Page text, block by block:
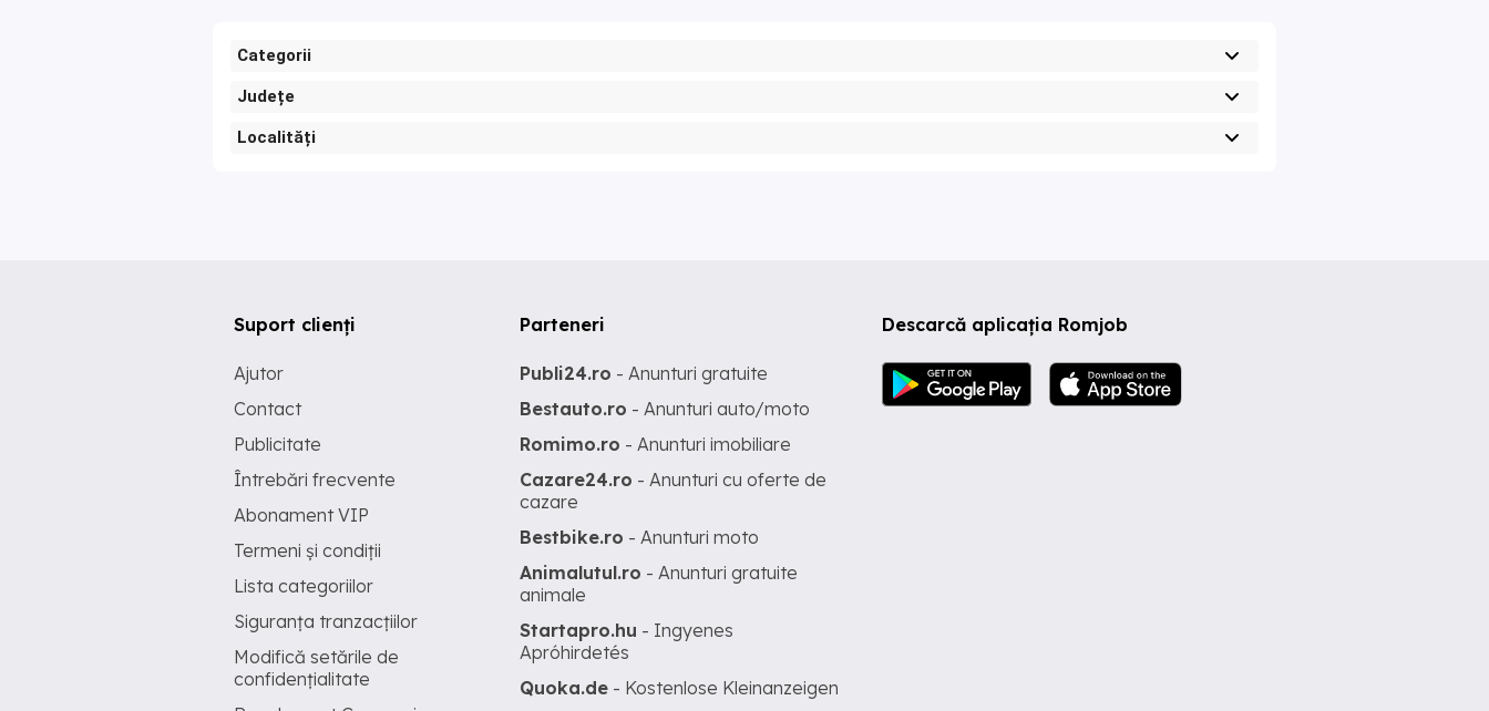
Categorii
Județe
Localități
Descarcă aplicația Romjob
Suport clienți
Ajutor
Contact
Publicitate
Întrebări frecvente
Abonament VIP
Termeni și condiții
Lista categoriilor
Siguranța tranzacțiilor
Modifică setările de
confidențialitate
Parteneri
Publi24.ro - Anunturi gratuite
Bestauto.ro - Anunturi auto/moto
Romimo.ro - Anunturi imobiliare
Cazare24.ro - Anunturi cu oferte de
cazare
Bestbike.ro - Anunturi moto
Animalutul.ro - Anunturi gratuite
animale
Startapro.hu - Ingyenes
Apróhirdetés
Quoka.de - Kostenlose Kleinanzeigen